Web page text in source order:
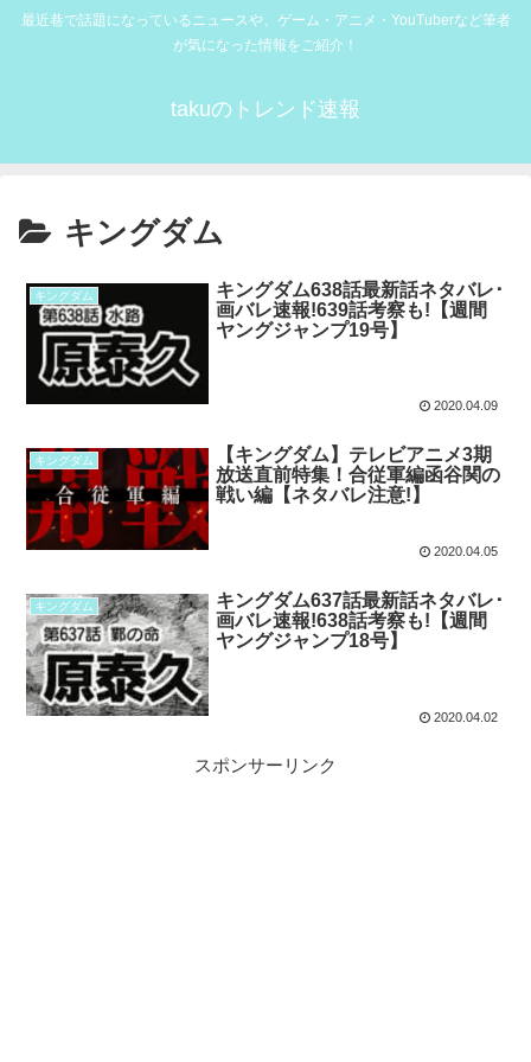
最近巷で話題になっているニュースや、ゲーム・アニメ・YouTuberなど筆者
が気になった情報をご紹介！
takuのトレンド速報
キングダム
キングダム
キングダム638話最新話ネタバレ･
画バレ速報!639話考察も!【週間
ヤングジャンプ19号】
2020.04.09
キングダム
【キングダム】テレビアニメ3期
放送直前特集！合従軍編函谷関の
戦い編【ネタバレ注意!】
2020.04.05
キングダム
キングダム637話最新話ネタバレ･
画バレ速報!638話考察も!【週間
ヤングジャンプ18号】
2020.04.02
スポンサーリンク